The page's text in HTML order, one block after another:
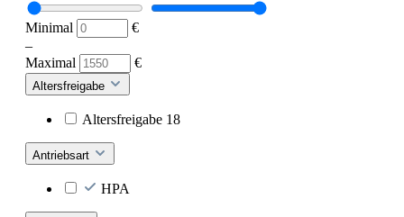
Minimal
€
–
Maximal
€
Altersfreigabe
Altersfreigabe 18
Antriebsart
HPA